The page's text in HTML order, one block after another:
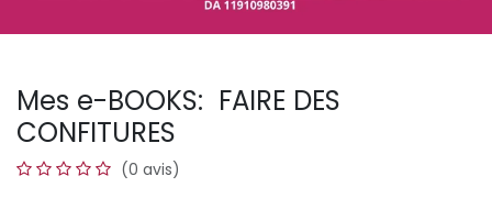
Mes e-BOOKS: FAIRE DES
CONFITURES
(0 avis)